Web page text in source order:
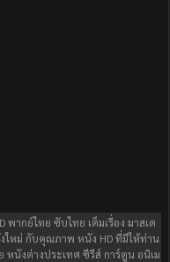
พากย์ไทย ซับไทย เต็มเรื่อง มาสเต
ใหม่ กับคุณภาพ หนัง HD ที่มีให้ท่าน
หนังต่างประเทศ ซีรีส์ การ์ตูน อนิเม